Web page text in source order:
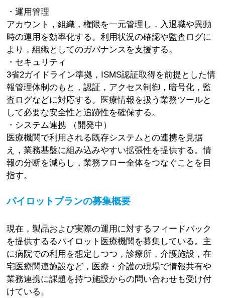
・運用管理
アカウント，組織，権限を一元管理し，入退職や異動
時の運用を効率化する。利用状況の確認や監査ログに
より，組織としてのガバナンスを支援する。
・セキュリティ
3省2ガイドライン準拠，ISMS認証取得を前提とした情
報管理体制のもと，認証，アクセス制御，暗号化，監
査ログなどに対応する。医療情報を扱う業務ツールと
して必要な安全性と追跡性を確保する。
・システム連携 （開発中）
医療機関で利用される既存システムとの連携を見据
え，業務基盤に組み込みやすい拡張性を提供する。情
報の分断を減らし，業務フロー全体をつなぐことを目
指す。
パイロットプランの募集概要
現在，製品および実際の運用に対するフィードバック
を提供するるパイロット医療機関を募集している。主
に病院での利用を想定しつつ，診療所，介護施設，在
宅医療関連施設など，医療・介護の現場で情報共有や
業務連携に課題を持つ施設からの問い合わせも受け付
けている。